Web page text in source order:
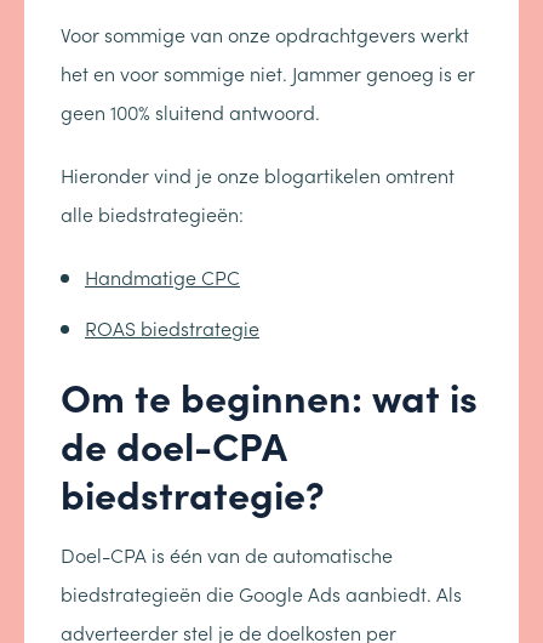
Voor sommige van onze opdrachtgevers werkt
het en voor sommige niet. Jammer genoeg is er
geen 100% sluitend antwoord.
Hieronder vind je onze blogartikelen omtrent
alle biedstrategieën:
Handmatige CPC
ROAS biedstrategie
Om te beginnen: wat is
de doel-CPA
biedstrategie?
Doel-CPA is één van de automatische
biedstrategieën die Google Ads aanbiedt. Als
adverteerder stel je de doelkosten per